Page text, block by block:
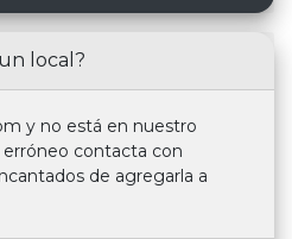
local?
y no está en nuestro
contacta con
de agregarla a